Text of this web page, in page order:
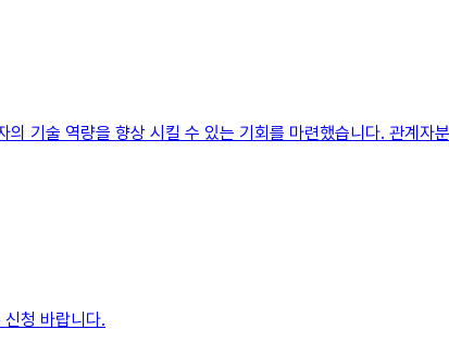
기술 역량을 향상 시킬 수 있는 기회를 마련했습니다. 관계자
청 바랍니다.